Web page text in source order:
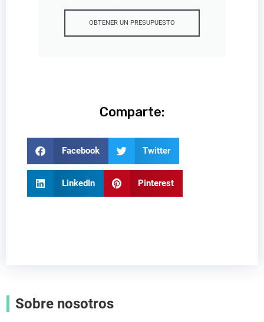
OBTENER UN PRESUPUESTO
Comparte:
Facebook Twitter
LinkedIn Pinterest
Sobre nosotros